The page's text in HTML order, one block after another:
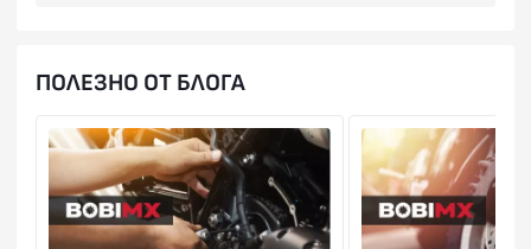
ПОЛЕЗНО ОТ БЛОГА